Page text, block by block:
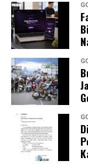
“Kami
melaporkan
masyarakat
keamanan serta
Kabupaten
Polres Pohuwato
masyarakat
pertambangan
berwajib apabila
wilayahnya.